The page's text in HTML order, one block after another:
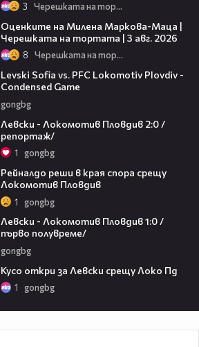
3 Черешката на тортата
Оценките на Милена Маркова-Маца |
Черешката на тортата | 3 авг. 2026
8 Черешката на тортата
Levski Sofia vs. PFC Lokomotiv Plovdiv -
Condensed Game
gongbg
Левски - Локомотив Пловдив 2:0 /
репортаж/
1 gongbg
Рейналдо реши в края спора срещу
Локомотив Пловдив
1 gongbg
Левски - Локомотив Пловдив 1:0 /
първо полувреме/
gongbg
Кусо откри за Левски срещу Локо Пд
1 gongbg